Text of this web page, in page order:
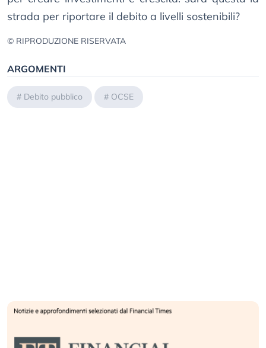
strada per riportare il debito a livelli sostenibili?
© RIPRODUZIONE RISERVATA
ARGOMENTI
# Debito pubblico # OCSE